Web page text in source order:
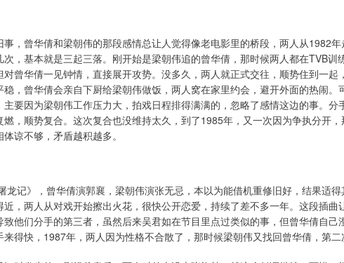
，曾华倩和梁朝伟的那段感情总让人觉得像老电影里的桥段，两人从1982
，基本就是三起三落。刚开始是梁朝伟追的曾华倩，那时候两人都在TVB训
曾华倩一见钟情，直接展开攻势。没多久，两人就正式交往，顺势住到一起
，曾华倩会亲自下厨给梁朝伟做饭，两人窝在家里约会，避开外面的热闹。
要因为梁朝伟工作压力大，拍戏日程排得满满的，忽略了感情这边的事。分
，顺势复合。这次复合也没维持太久，到了1985年，又一次因为争执分开
谅不够，矛盾越积越多。
龙记》，曾华倩演郭襄，梁朝伟演张无忌，本以为能借机重修旧好，结果适
，两人从对戏开始擦出火花，很快公开恋爱，持续了差不多一年。这段插曲
他们分手的第三者，虽然后来吴君如在节目里点过类似的事，但曾华倩自己
得快，1987年，两人因为性格不合散了，那时候梁朝伟又找回曾华倩，第二
14311.01 200.89 1.42% 沪深300 4694.44